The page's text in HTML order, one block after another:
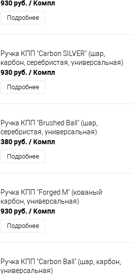
930 руб. / Компл
Подробнее
Ручка КПП "Carbon SILVER" (шар,
карбон, серебристая, универсальная)
930 руб. / Компл
Подробнее
Ручка КПП "Brushed Ball" (шар,
серебристая, универсальная)
380 руб. / Компл
Подробнее
Ручка КПП "Forged M" (кованый
карбон, универсальная)
930 руб. / Компл
Подробнее
Ручка КПП "Carbon Ball" (шар, карбон,
универсальная)